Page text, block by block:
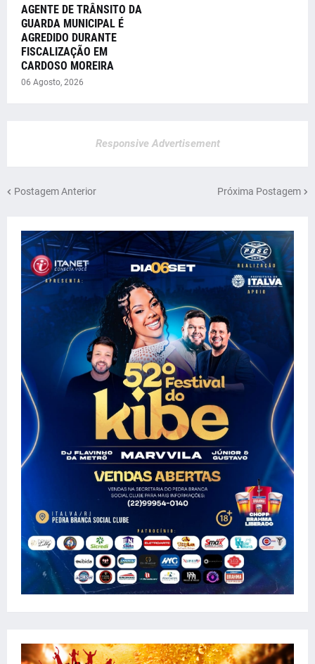
AGENTE DE TRÂNSITO DA
GUARDA MUNICIPAL É
AGREDIDO DURANTE
FISCALIZAÇÃO EM
CARDOSO MOREIRA
06 Agosto, 2026
Responsive Advertisement
Postagem Anterior Próxima Postagem